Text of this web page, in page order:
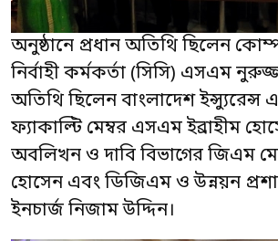
অনুষ্ঠানে প্রধান অতিথি ছিলেন
নির্বাহী কর্মকর্তা (সিসি) এসএম
অতিথি ছিলেন বাংলাদেশ ইন্স্যুরেন্স
ফ্যাকাল্টি মেম্বর এসএম ইব্রাহীম
অবলিখন ও দাবি বিভাগের জিএম
হোসেন এবং ডিজিএম ও উন্নয়ন
ইনচার্জ নিজাম উদ্দিন।